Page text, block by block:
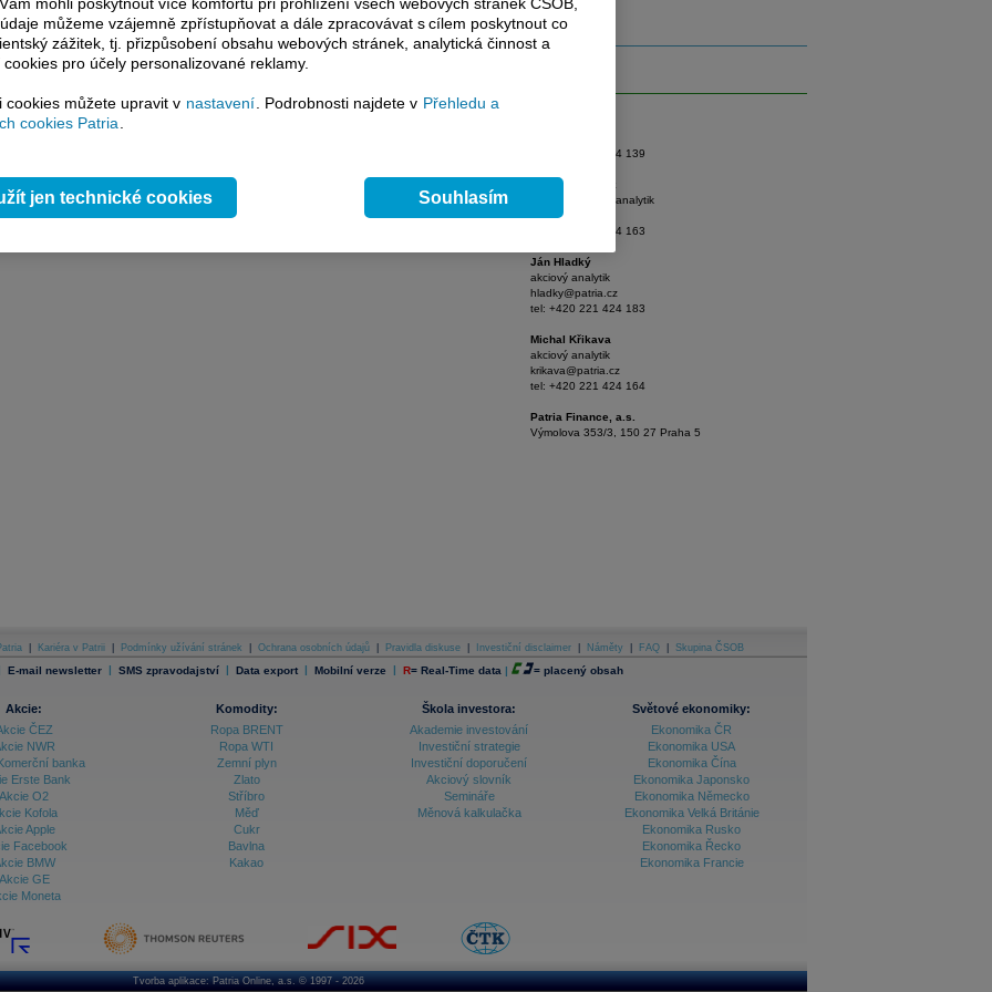
informačního servisu Patria Plus získáte
všem analýzámna www.patria.cz bez jakýchkoliv
V rámci Investor Plus získáte přístup ke všem
tel: +420 221 424 139
Branislav Soták
seniorní akciový analytik
sotak@patria.cz
tel: +420 221 424 163
Ján Hladký
akciový analytik
hladky@patria.cz
tel: +420 221 424 183
Michal Křikava
akciový analytik
krikava@patria.cz
tel: +420 221 424 164
Patria Finance, a.s.
Výmolova 353/3, 150 27 Praha 5
Kariéra v Patrii Podmínky užívání stránek Ochrana osobních údajů Pravidla diskuse Investiční disclaimer Náměty FAQ Skupina ČSOB
E-mail newsletter | SMS zpravodajství | Data export | Mobilní verze | R= Real-Time data | = placený obsah
Akcie:
ČEZ
NWR
banka
Erste Bank
Akcie O2
Kofola
Apple
Facebook
BMW
Akcie GE
Moneta
Komodity:
Ropa BRENT
Ropa WTI
Zemní plyn
Zlato
Stříbro
Měď
Cukr
Bavlna
Kakao
Škola investora:
Akademie investování
Investiční strategie
Investiční doporučení
Akciový slovník
Semináře
Měnová kalkulačka
Světové ekonomiky:
Ekonomika ČR
Ekonomika USA
Ekonomika Čína
Ekonomika Japonsko
Ekonomika Německo
Ekonomika Velká Británie
Ekonomika Rusko
Ekonomika Řecko
Ekonomika Francie
Tvorba aplikace:Patria Online, a.s.© 1997 - 2026
můžeme vzájemně zpřístupňovat a dále zpracovávat s cílem poskytnout co
zážitek, tj. přizpůsobení obsahu webových stránek, analytická činnost a
pro účely personalizované reklamy.
cookies můžete upravit v nastavení . Podrobnosti najdete v Přehledu a
cookies Patria
jen technické cookies Souhlasím